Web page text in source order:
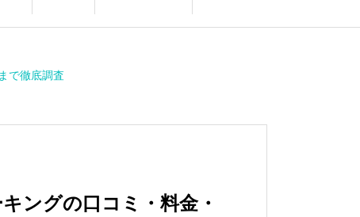
で徹底調査
ングの口コミ・料金・